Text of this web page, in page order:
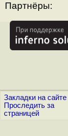
Партнёры:
Закладки на сайте
Проследить за
страницей